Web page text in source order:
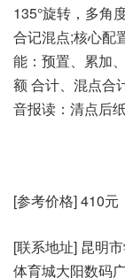
135°旋转，多角
合记混点;核心配
能：预置、累加
额 合计、混点合
音报读：清点后
[参考价格] 410元
[联系地址] 昆明
体育城大阳数码